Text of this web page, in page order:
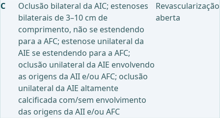
C
Oclusão bilateral da AIC; estenoses
bilaterais de 3–10 cm de
comprimento, não se estendendo
para a AFC; estenose unilateral da
AIE se estendendo para a AFC;
oclusão unilateral da AIE envolvendo
as origens da AII e/ou AFC; oclusão
unilateral da AIE altamente
calcificada com/sem envolvimento
das origens da AII e/ou AFC
Revascularização
aberta